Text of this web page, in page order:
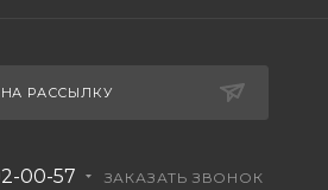
РАССЫЛКУ
00-57 ЗАКАЗАТЬ ЗВОНОК